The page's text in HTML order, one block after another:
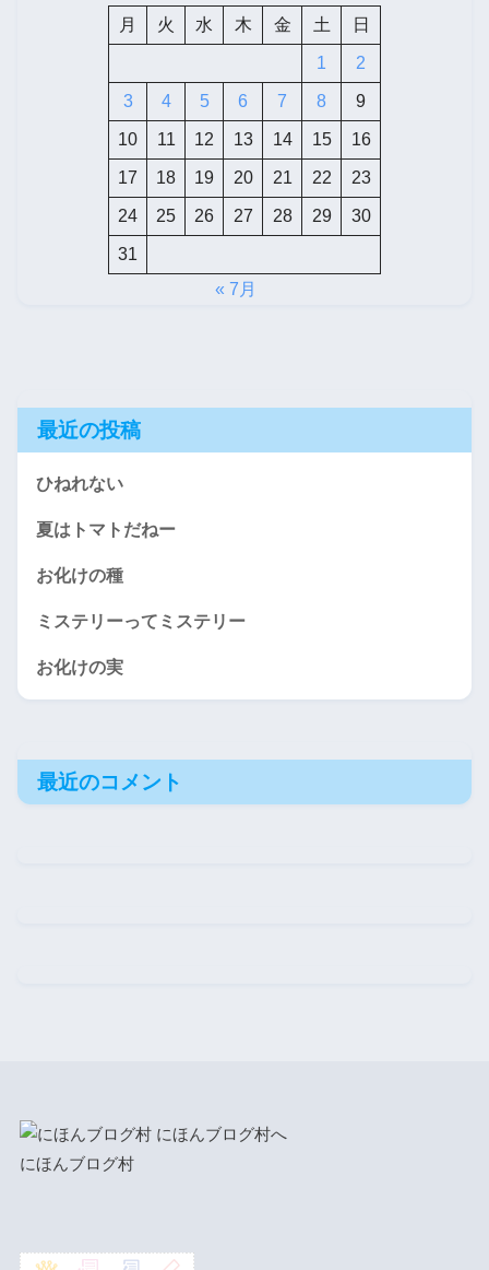
月
火 水 木 金 土 日
1 2
3 4 5 6 7 8 9
10 11 12 13 14 15 16
17 18 19 20 21 22 23
24 25 26 27 28 29 30
31
« 7月
最近の投稿
ひねれない
夏はトマトだねー
お化けの種
ミステリーってミステリー
お化けの実
最近のコメント
にほんブログ村